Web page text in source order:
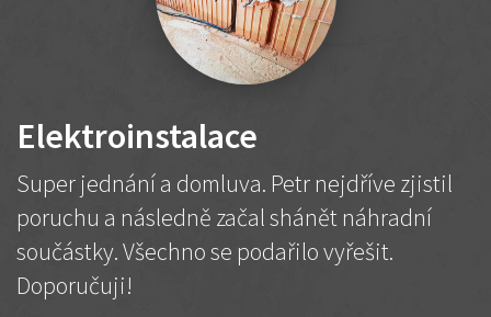
Elektroinstalace
Super jednání a domluva. Petr nejdříve zjistil
poruchu a následně začal shánět náhradní
součástky. Všechno se podařilo vyřešit.
Doporučuji!